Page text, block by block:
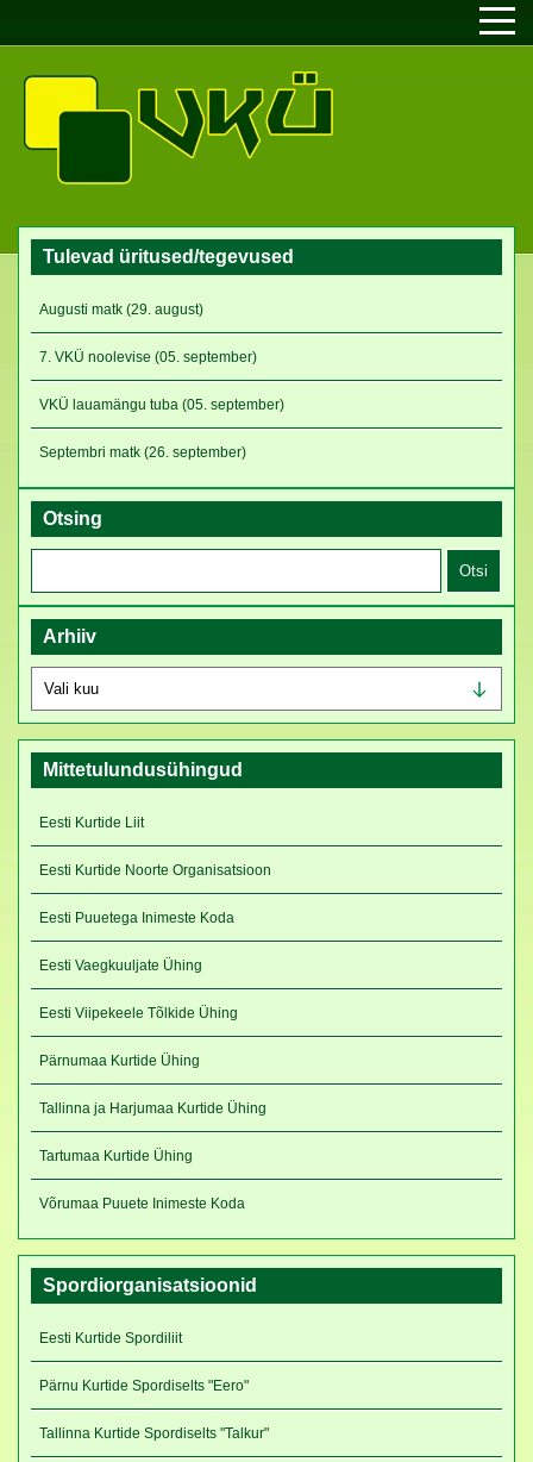
Tulevad üritused/tegevused
Augusti matk (29. august)
7. VKÜ noolevise (05. september)
VKÜ lauamängu tuba (05. september)
Septembri matk (26. september)
Otsing
Arhiiv
Arhiiv
Mittetulundusühingud
Eesti Kurtide Liit
Eesti Kurtide Noorte Organisatsioon
Eesti Puuetega Inimeste Koda
Eesti Vaegkuuljate Ühing
Eesti Viipekeele Tõlkide Ühing
Pärnumaa Kurtide Ühing
Tallinna ja Harjumaa Kurtide Ühing
Tartumaa Kurtide Ühing
Võrumaa Puuete Inimeste Koda
Spordiorganisatsioonid
Eesti Kurtide Spordiliit
Pärnu Kurtide Spordiselts "Eero"
Tallinna Kurtide Spordiselts "Talkur"